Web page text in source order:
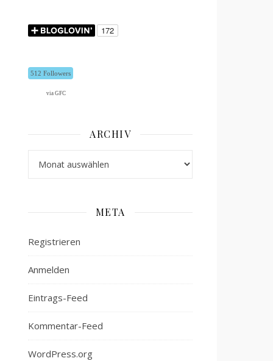
512 Followers
via GFC
ARCHIV
META
Registrieren
Anmelden
Eintrags-Feed
Kommentar-Feed
WordPress.org